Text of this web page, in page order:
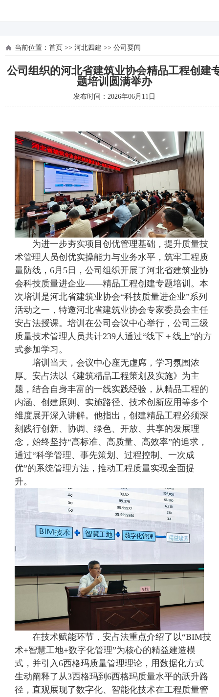
当前位置： 首页 >> 河北四建 >> 公司要闻
公司组织的河北省建筑业协会精品工程创建
题培训圆满举办
发布时间：2026年06月11日
为进一步夯实项目创优管理基础，提升质量技
术管理人员创优实操能力与业务水平，筑牢工程质
量防线，6月5日，公司组织开展了河北省建筑业协
会科技质量进企业——精品工程创建专题培训。本
次培训是河北省建筑业协会“科技质量进企业”系列
活动之一，特邀河北省建筑业协会专家委员会主任
安占法授课。培训在公司会议中心举行，公司三级
质量技术管理人员共计239人通过“线下＋线上”的方
式参加学习。
培训当天，会议中心座无虚席，学习氛围浓
厚。安占法以《建筑精品工程策划及实施》为主
题，结合自身丰富的一线实践经验，从精品工程的
内涵、创建原则、实施路径、技术创新应用等多个
维度展开深入讲解。他指出，创建精品工程必须深
刻践行创新、协调、绿色、开放、共享的发展理
念，始终坚持“高标准、高质量、高效率”的追求，
通过“科学管理、事先策划、过程控制、一次成
优”的系统管理方法，推动工程质量实现全面提
升。
在技术赋能环节，安占法重点介绍了以“BIM技
术+智慧工地+数字化管理”为核心的精益建造模
式，并引入6西格玛质量管理理论，用数据化方式
生动阐释了从3西格玛到6西格玛质量水平的跃升路
径，直观展现了数字化、智能化技术在工程质量管